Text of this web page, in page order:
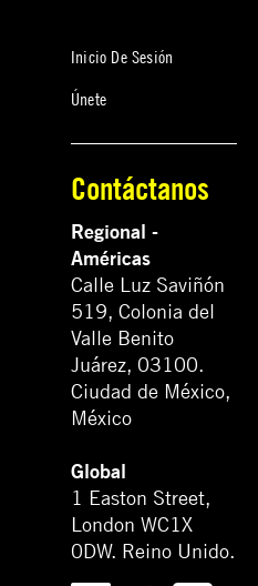
Inicio De Sesión
Únete
Contáctanos
Regional -
Américas
Calle Luz Saviñón
519, Colonia del
Valle Benito
Juárez, 03100.
Ciudad de México,
México
Global
1 Easton Street,
London WC1X
0DW. Reino Unido.